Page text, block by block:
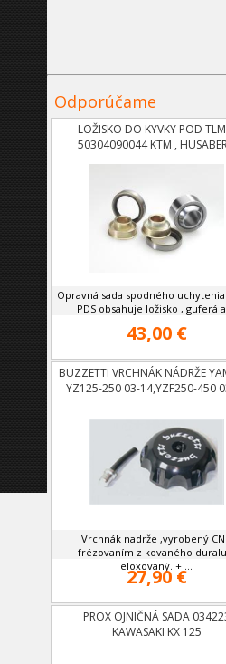
Odporúčame
LOŽISKO DO KYVKY POD
50304090044 KTM ,
Opravná sada spodného
PDS obsahuje ložisko , guferá
43,00 €
BUZZETTI VRCHNÁK NÁDRŽE
YZ125-250 03-14,YZF250-450
Vrchnák nadrže ,vyrobený
frézovaním z kovaného
eloxovaný. + ...
27,90 €
PROX OJNIČNÁ SADA
KAWASAKI KX 125